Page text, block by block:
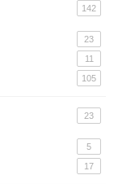
142
23
11
105
23
5
17